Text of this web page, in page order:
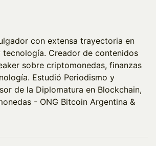
con extensa trayectoria en
Creador de contenidos
sobre criptomonedas, finanzas
Estudió Periodismo y
de la Diplomatura en Blockchain,
- ONG Bitcoin Argentina &